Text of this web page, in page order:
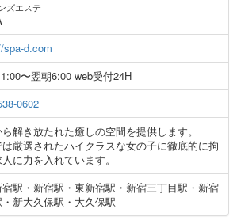
ズエステ
spa-d.com
〜翌朝6:00 web受付24H
0602
解き放たれた癒しの空間を提供します。
厳選されたハイクラスな女の子に徹底的に拘
に力を入れています。
駅・新宿駅・東新宿駅・新宿三丁目駅・新宿
新大久保駅・大久保駅